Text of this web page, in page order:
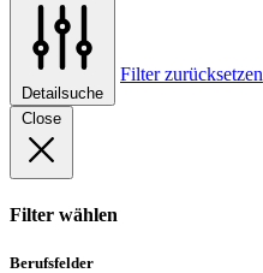
Detailsuche
Filter zurücksetzen
Close
Filter wählen
Berufsfelder